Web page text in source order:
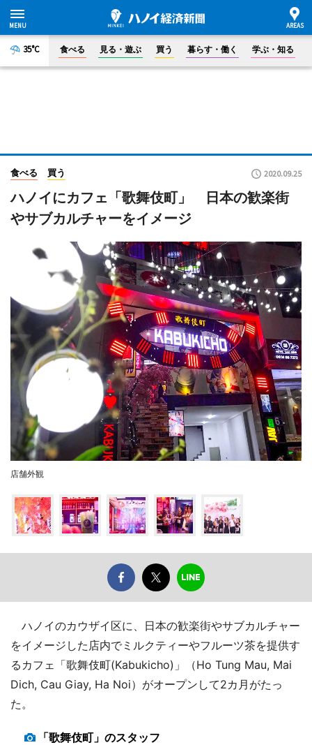
35°C 食べる 見る・遊ぶ 買う 暮らす・働く 学ぶ・知る
食べる 買う 2020.09.25
ハノイにカフェ「歌舞伎町」 日本の歓楽街
やサブカルチャーをイメージ
店舗外観
ハノイのカウザイ区に、日本の歓楽街やサブカルチャー
をイメージした店内でミルクティーやフルーツ茶を提供す
るカフェ「歌舞伎町(Kabukicho)」（Ho Tung Mau, Mai
Dich, Cau Giay, Ha Noi）がオープンして2カ月がたっ
た。
「歌舞伎町」のスタッフ